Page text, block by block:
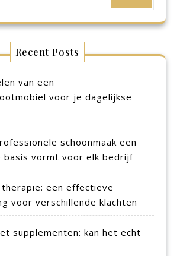
Recent Posts
van een
voor je dagelijkse
schoonmaak een
basis vormt voor elk bedrijf
een effectieve
voor verschillende klachten
supplementen: kan het echt